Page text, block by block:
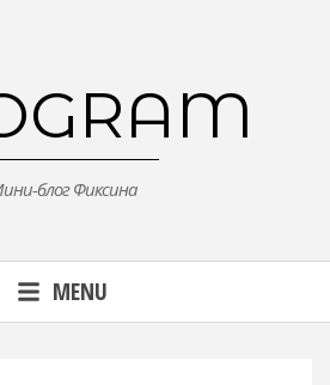
блог Фиксина
MENU